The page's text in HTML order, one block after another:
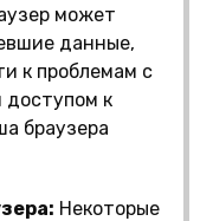
может
данные,
к проблемам с
к
браузера
Некоторые